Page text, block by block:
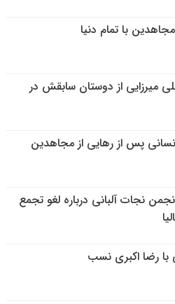
با تمام دنیا
میرزایی از دوستان سابقش در
پس از رهایی از مجاهدین
نجات آلبانی درباره لغو تجمع
رضا اکبری نسب